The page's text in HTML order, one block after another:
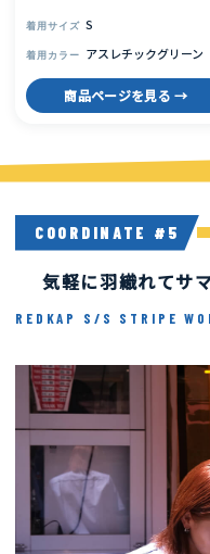
着用サイズ S
着用カラー アスレチックグリーン
商品ページを見る →
COORDINATE #5
Coordinate #5
気軽に羽織れてサ
REDKAP S/S STRIPE